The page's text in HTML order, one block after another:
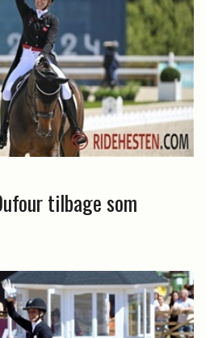
tilbage som